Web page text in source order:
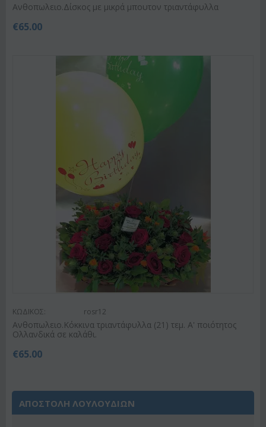
Ανθοπωλειο.Δίσκος με μικρά μπουτον τριαντάφυλλα
€65.00
ΚΩΔΙΚΟΣ: rosr12
Ανθοπωλειο.Κόκκινα τριαντάφυλλα (21) τεμ. Α' ποιότητος
Ολλανδικά σε καλάθι.
€65.00
ΑΠΟΣΤΟΛΗ ΛΟΥΛΟΥΔΙΩΝ